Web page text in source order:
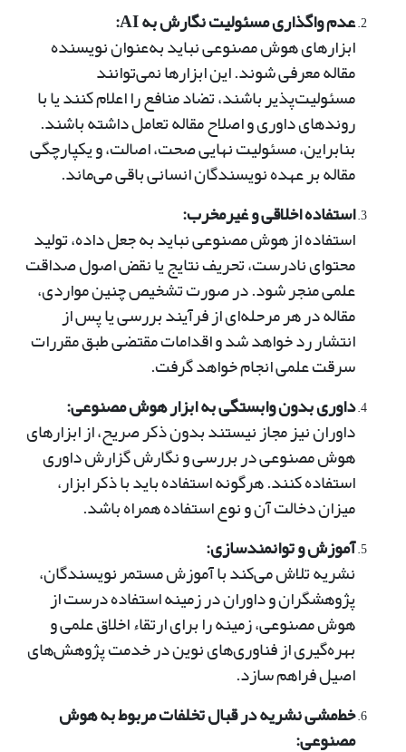
عدم واگذاری مسئولیت نگارش به AI:
ابزارهای هوش مصنوعی نباید به‌عنوان نویسنده
مقاله معرفی شوند. این ابزارها نمی‌توانند
مسئولیت‌پذیر باشند، تضاد منافع را اعلام کنند یا با
روندهای داوری و اصلاح مقاله تعامل داشته باشند.
بنابراین، مسئولیت نهایی صحت، اصالت، و یکپارچگی
مقاله بر عهده نویسندگان انسانی باقی می‌ماند.
استفاده اخلاقی و غیرمخرب:
استفاده از هوش مصنوعی نباید به جعل داده، تولید
محتوای نادرست، تحریف نتایج یا نقض اصول صداقت
علمی منجر شود. در صورت تشخیص چنین مواردی،
مقاله در هر مرحله‌ای از فرآیند بررسی یا پس از
انتشار رد خواهد شد و اقدامات مقتضی طبق مقررات
سرقت علمی انجام خواهد گرفت.
داوری بدون وابستگی به ابزار هوش مصنوعی:
داوران نیز مجاز نیستند بدون ذکر صریح، از ابزارهای
هوش مصنوعی در بررسی و نگارش گزارش داوری
استفاده کنند. هرگونه استفاده باید با ذکر ابزار،
میزان دخالت آن و نوع استفاده همراه باشد.
آموزش و توانمندسازی:
نشریه تلاش می‌کند با آموزش مستمر نویسندگان،
پژوهشگران و داوران در زمینه استفاده درست از
هوش مصنوعی، زمینه را برای ارتقاء اخلاق علمی و
بهره‌گیری از فناوری‌های نوین در خدمت پژوهش‌های
اصیل فراهم سازد.
خط‌مشی نشریه در قبال تخلفات مربوط به هوش
مصنوعی: